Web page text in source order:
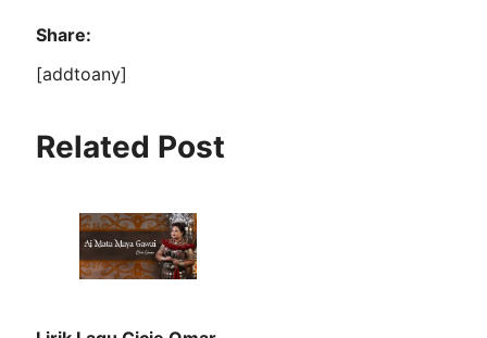
Share:
[addtoany]
Related Post